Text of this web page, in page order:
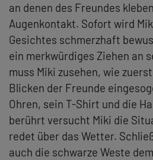
an denen des Freundes
Augenkontakt. Sofort wird
Gesichtes schmerzhaft
ein merkwürdiges Ziehen an
muss Miki zusehen, wie
Blicken der Freunde
Ohren, sein T-Shirt und die
berührt versucht Miki die
redet über das Wetter.
auch die schwarze Weste